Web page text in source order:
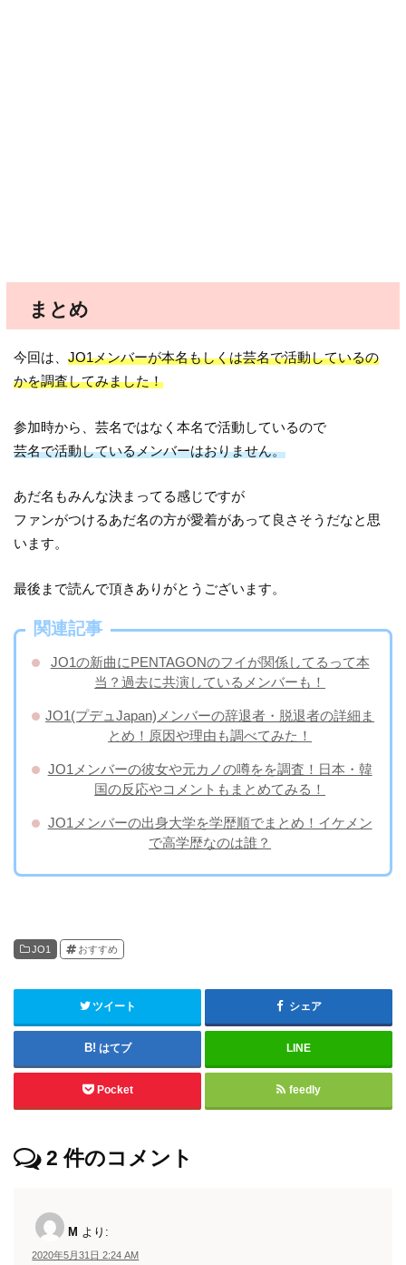
まとめ
今回は、JO1メンバーが本名もしくは芸名で活動しているの
かを調査してみました！
参加時から、芸名ではなく本名で活動しているので
芸名で活動しているメンバーはおりません。
あだ名もみんな決まってる感じですが
ファンがつけるあだ名の方が愛着があって良さそうだなと思
います。
最後まで読んで頂きありがとうございます。
関連記事
JO1の新曲にPENTAGONのフイが関係してるって本
当？過去に共演しているメンバーも！
JO1(プデュJapan)メンバーの辞退者・脱退者の詳細ま
とめ！原因や理由も調べてみた！
JO1メンバーの彼女や元カノの噂をを調査！日本・韓
国の反応やコメントもまとめてみる！
JO1メンバーの出身大学を学歴順でまとめ！イケメン
で高学歴なのは誰？
JO1 おすすめ
ツイート シェア
はてブ LINE
Pocket feedly
2 件のコメント
M より:
2020年5月31日 2:24 AM